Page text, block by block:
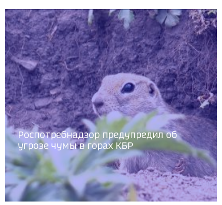
Роспотребнадзор предупредил об
угрозе чумы в горах КБР